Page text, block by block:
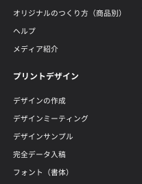
オリジナルのつくり方（商品別）
ヘルプ
メディア紹介
プリントデザイン
デザインの作成
デザインミーティング
デザインサンプル
完全データ入稿
フォント（書体）